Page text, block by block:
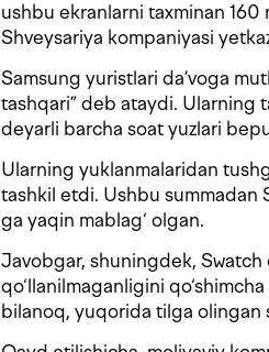
ushbu ekranlarni taxminan
Shveysariya kompaniyasi
Samsung yuristlari da’voga
tashqari” deb ataydi. Ularning
deyarli barcha soat yuzlari
Ularning yuklanmalaridan
tashkil etdi. Ushbu summadan
ga yaqin mablag‘ olgan.
Javobgar, shuningdek,
qo‘llanilmaganligini
bilanoq, yuqorida tilga olingan